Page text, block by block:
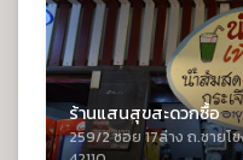
ร้านแสนสุขสะดวกซื้อ
259/2 ซอย 17ล่าง ถ.ชายโ